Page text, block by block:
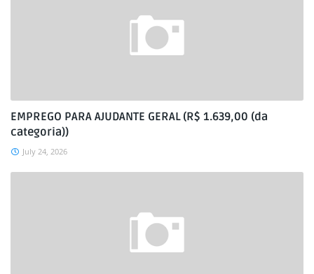
EMPREGO PARA AJUDANTE GERAL (R$ 1.639,00 (da
categoria))
July 24, 2026